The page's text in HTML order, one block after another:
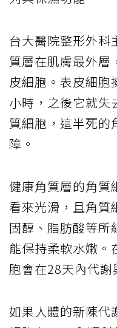
台大醫院整形外科
質層在肌膚最外層
皮細胞。表皮細胞
小時，之後它就失
質細胞，這半死的
障。
健康角質層的角質
看來光滑，且角質
固醇、脂肪酸等所
能保持柔軟水嫩。
胞會在28天內代謝
如果人體的新陳代